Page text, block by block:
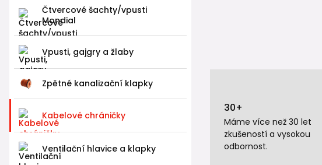
Čtvercové šachty/vpusti
Mondial
Vpusti, gajgry a žlaby
Zpětné kanalizační klapky
Kabelové chráničky
Ventilační hlavice a klapky
30+
Máme více než 30 let
zkušeností a vysokou
odbornost.